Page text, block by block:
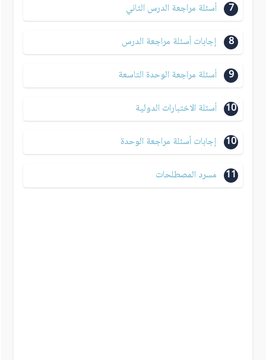
7 أسئلة مراجعة الدرس الثاني
8 إجابات أسئلة مراجعة الدرس
9 أسئلة مراجعة الوحدة التاسعة
10 أسئلة الاختبارات الدولية
10 إجابات أسئلة مراجعة الوحدة
11 مسرد المصطلحات